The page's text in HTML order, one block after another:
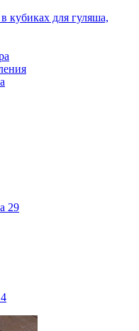
кубиках для гуляша,
29
4